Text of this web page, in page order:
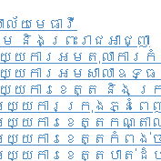
យ​មេធាវី​
និងព្រះរាជអាជ្ញា
យ្យការអមតុលាការ
យ្យការអមសាលាឧទ្
យ្យការខេត្ត និង ក្
យ្យការក្រុងភ្នំពេ
យ្យការខេត្តកណ្តា
យ្យការខេត្តកំពង់ច
យ្យការខេត្តបាត់ដំ